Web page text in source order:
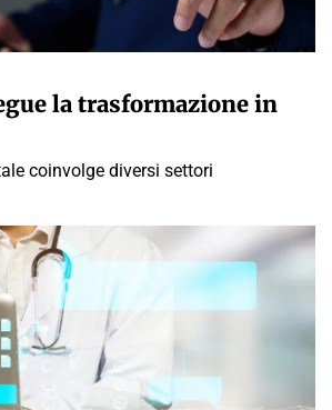
la trasformazione in
coinvolge diversi settori